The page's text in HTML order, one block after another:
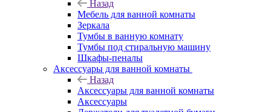
Назад
Мебель для ванной комнаты
Зеркала
Тумбы в ванную комнату
Тумбы под стиральную машину
Шкафы-пеналы
Аксессуары для ванной комнаты
Назад
Аксессуары для ванной комнаты
Аксессуары